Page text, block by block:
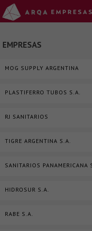
EMPRESAS
MOG SUPPLY ARGENTINA
PLASTIFERRO TUBOS S.A.
RJ SANITARIOS
TIGRE ARGENTINA S.A.
SANITARIOS PANAMERICANA
HIDROSUR S.A.
RABE S.A.